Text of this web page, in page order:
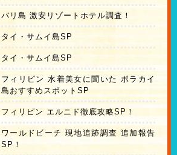
バリ島 激安リゾートホテル調査！
タイ・サムイ島SP
タイ・サムイ島SP
フィリピン 水着美女に聞いた ボラカイ
島おすすめスポットSP
フィリピン エルニド徹底攻略SP！
ワールドビーチ 現地追跡調査 追加報告
SP！